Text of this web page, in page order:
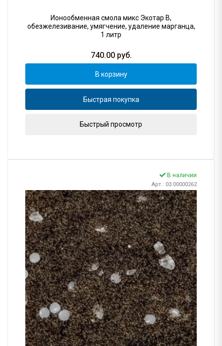
Ионообменная смола микс Экотар В,
обезжелезивание, умягчение, удаление марганца,
1 литр
740.00руб.
В корзину
Быстрая покупка
Быстрый просмотр
В наличии
Арт.: 03.00000262